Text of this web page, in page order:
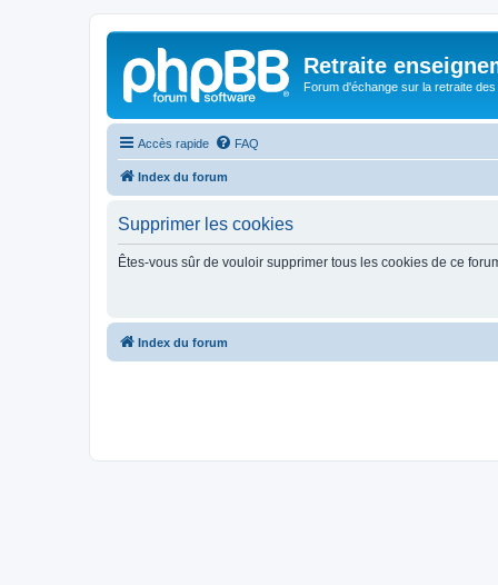
Retraite
Forum d'échange sur la retraite
Accès rapide FAQ
Index du forum
Supprimer les cookies
Êtes-vous sûr de vouloir supprimer tous les cookies de ce
Index du forum